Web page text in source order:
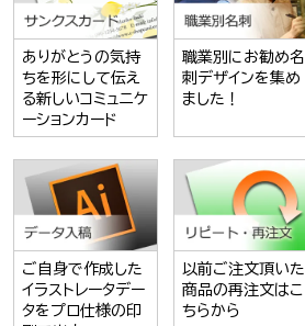
ありがとうの気持
ちを形にして伝え
る新しいコミュニケ
ーションカード
職業別にお勧め名
刺デザインを集め
ました！
ご自身で作成した
イラストレータデー
タをプロ仕様の印
以前ご注文頂いた
商品の再注文はこ
ちらから